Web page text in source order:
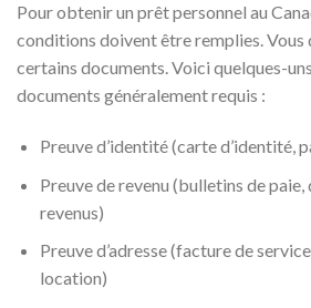
Pour obtenir un prêt personnel au
conditions doivent être remplies. Vous
certains documents. Voici quelques-
documents généralement requis :
Preuve d’identité (carte d’identité,
Preuve de revenu (bulletins de
revenus)
Preuve d’adresse (facture de
location)